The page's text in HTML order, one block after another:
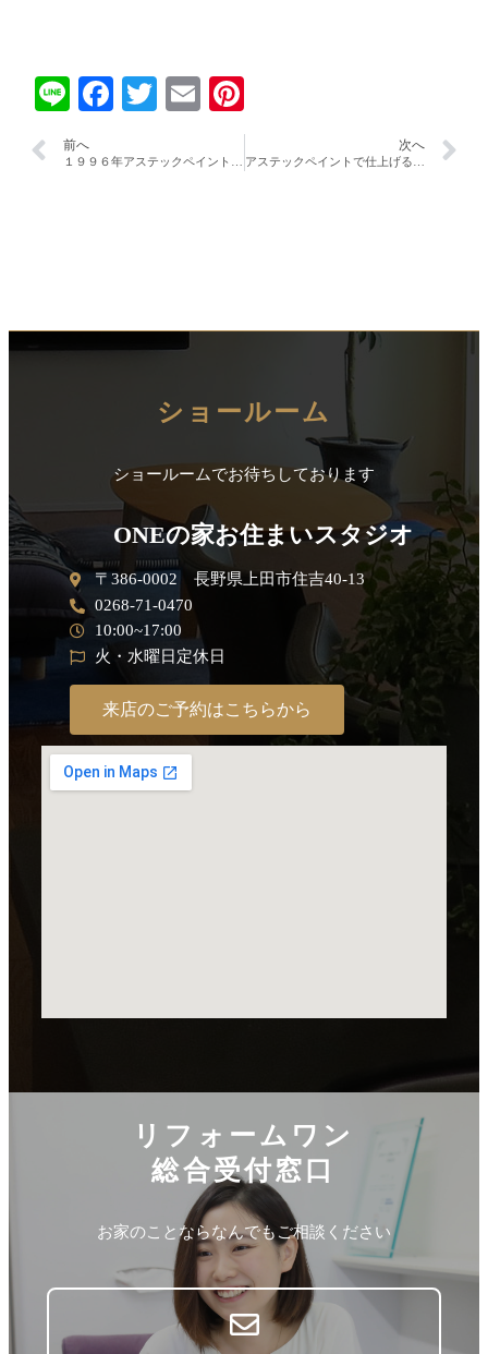
LineFacebook
TwitterEmail
前へ 次へ
ショールーム
ショールームでお待ちしております
ONEの家お住まいスタジオ
〒386-0002 長野県上田市住吉40-13
0268-71-0470
10:00~17:00
火・水曜日定休日
来店のご予約はこちらから
リフォームワン
総合受付窓口
お家のことならなんでもご相談ください